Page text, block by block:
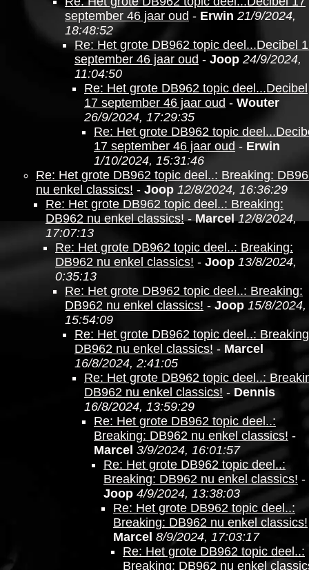
september 46 jaar oud - Erwin 21/9/2024,
18:48:52
Re: Het grote DB962 topic deel...Decibel
september 46 jaar oud - Joop 24/9/2024,
11:04:50
Re: Het grote DB962 topic deel...Decibel
17 september 46 jaar oud - Wouter
26/9/2024, 17:29:35
Re: Het grote DB962 topic
17 september 46 jaar oud - Erwin
1/10/2024, 15:31:46
Re: Het grote DB962 topic deel..: Breaking:
nu enkel classics! - Joop 12/8/2024, 16:36:29
Re: Het grote DB962 topic deel..: Breaking:
DB962 nu enkel classics!-Marcel 12/8/2024,
17:07:13
Re: Het grote DB962 topic deel..: Breaking:
DB962 nu enkel classics! - Joop 13/8/2024,
0:35:13
Re: Het grote DB962 topic deel..: Breaking:
DB962 nu enkel classics! - Joop 15/8/2024,
15:54:09
Re: Het grote DB962 topic deel..:
DB962 nu enkel classics! - Marcel
16/8/2024, 2:41:05
Re: Het grote DB962 topic deel..:
DB962 nu enkel classics! - Dennis
16/8/2024, 13:59:29
Re: Het grote DB962 topic deel..:
Breaking: DB962 nu enkel classics! -
Marcel 3/9/2024, 16:01:57
Re: Het grote DB962 topic deel..:
Breaking: DB962 nu enkel classics! -
Joop 4/9/2024, 13:38:03
Re: Het grote DB962 topic deel..:
Breaking: DB962 nu enkel classics!
Marcel 8/9/2024, 17:03:17
Re: Het grote DB962 topic deel..:
Breaking: DB962 nu enkel